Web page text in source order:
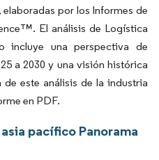
por los Informes de
El análisis de Logística
incluye una perspectiva de
a 2030 y una visión histórica
este análisis de la industria
en PDF.
pacífico Panorama